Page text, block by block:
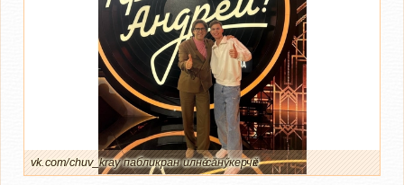
vk.com/chuv_kray пабликран илнӗ сӑнӳкерчӗк